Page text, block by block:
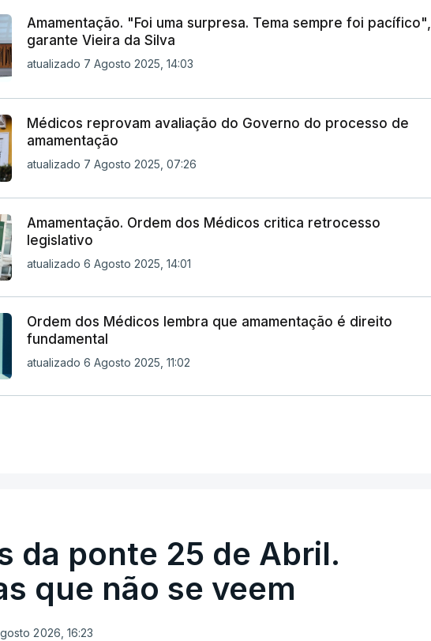
Amamentação. "Foi uma surpresa. Tema sempre foi pacífico",
garante Vieira da Silva
atualizado 7 Agosto 2025, 14:03
Médicos reprovam avaliação do Governo do processo de
amamentação
atualizado 7 Agosto 2025, 07:26
Amamentação. Ordem dos Médicos critica retrocesso
legislativo
atualizado 6 Agosto 2025, 14:01
Ordem dos Médicos lembra que amamentação é direito
fundamental
atualizado 6 Agosto 2025, 11:02
da ponte 25 de Abril.
que não se veem
2026, 16:23